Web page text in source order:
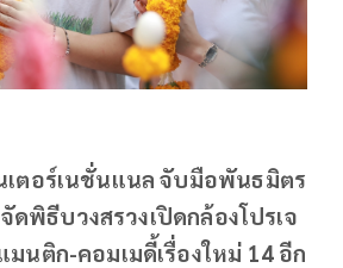
ตอร์เนชั่นแนล จับมือพันธมิตร
ดพิธีบวงสรวงเปิดกล้องโปรเจ
นติก-คอมเมดี้เรื่องใหม่ 14 อีก